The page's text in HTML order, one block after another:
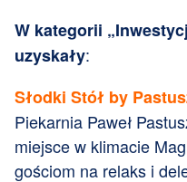
W kategorii
uzyskały:
Słodki Stół by
Piekarnia Paweł
miejsce w klimacie
gościom na relaks i